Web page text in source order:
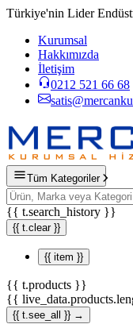
Türkiye'nin Lider
Kurumsal
Hakkımızda
İletişim
0212 521 66 68
Tüm Kategoriler
{{ t.search_history }}
{{ t.clear }}
{{ item }}
{{ t.products }}
{{
{{ t.see_all }} →